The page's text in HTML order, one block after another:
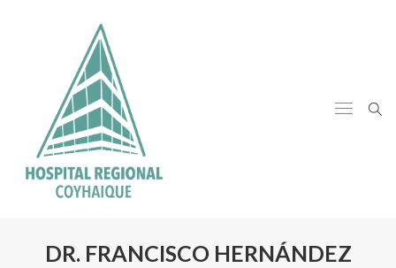
DR. FRANCISCO HERNÁNDEZ